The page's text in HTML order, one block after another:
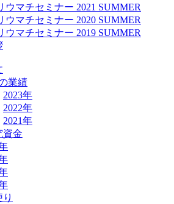
ウマチセミナー 2021 SUMMER
ウマチセミナー 2020 SUMMER
ウマチセミナー 2019 SUMMER
業績
2023年
2022年
2021年
資金